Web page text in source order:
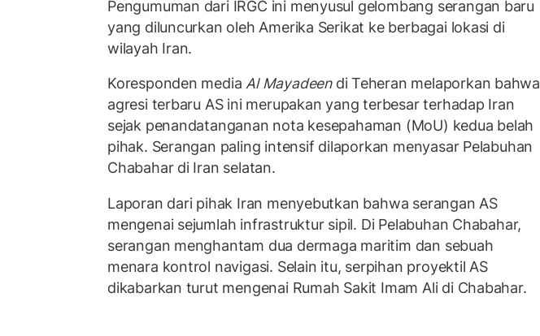
Pengumuman dari IRGC ini menyusul gelombang serangan baru
yang diluncurkan oleh Amerika Serikat ke berbagai lokasi di
wilayah Iran.
Koresponden media Al Mayadeendi Teheran melaporkan bahwa
agresi terbaru AS ini merupakan yang terbesar terhadap Iran
sejak penandatanganan nota kesepahaman (MoU) kedua belah
pihak. Serangan paling intensif dilaporkan menyasar Pelabuhan
Chabahar di Iran selatan.
Laporan dari pihak Iran menyebutkan bahwa serangan AS
mengenai sejumlah infrastruktur sipil. Di Pelabuhan Chabahar,
serangan menghantam dua dermaga maritim dan sebuah
menara kontrol navigasi. Selain itu, serpihan proyektil AS
dikabarkan turut mengenai Rumah Sakit Imam Ali di Chabahar.